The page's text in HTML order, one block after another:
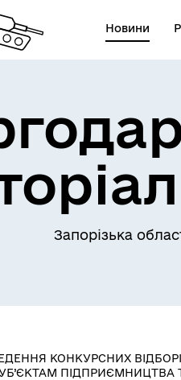
Новини
Запорізька
КОНКУРСНИХ